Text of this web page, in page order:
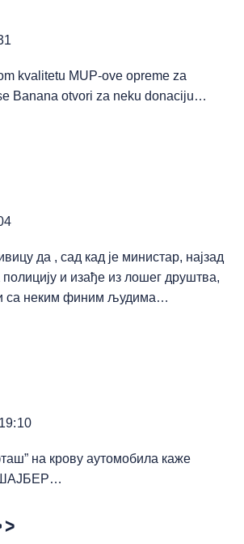
kvalitetu MUP-ove opreme za
Banana otvori za neku donaciju…
да , сад кад је министар, најзад
и изађе из лошег друштва,
са неким финим људима…
на крову аутомобила каже